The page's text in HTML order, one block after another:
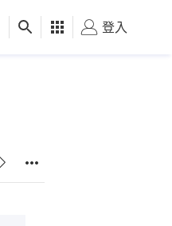
健康 好食玩飛
登入